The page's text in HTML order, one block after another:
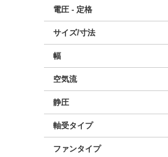
電圧 - 定格
サイズ/寸法
幅
空気流
静圧
軸受タイプ
ファンタイプ